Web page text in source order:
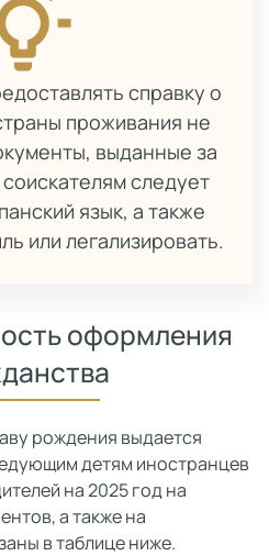
справку о
проживания не
выданные за
следует
язык, а также
или легализировать.
оформления
рождения выдается
детям иностранцев
на 2025 год на
а также на
в таблице ниже.